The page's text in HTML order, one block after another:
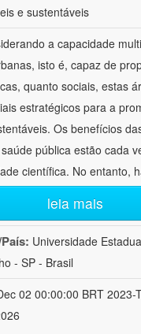
e sustentáveis
a capacidade
isto é, capaz de
quanto sociais, estas
estratégicos para a
Os benefícios
pública estão cada
científica. No entanto,
leia mais
Universidade
- SP - Brasil
02 00:00:00 BRT 2023-